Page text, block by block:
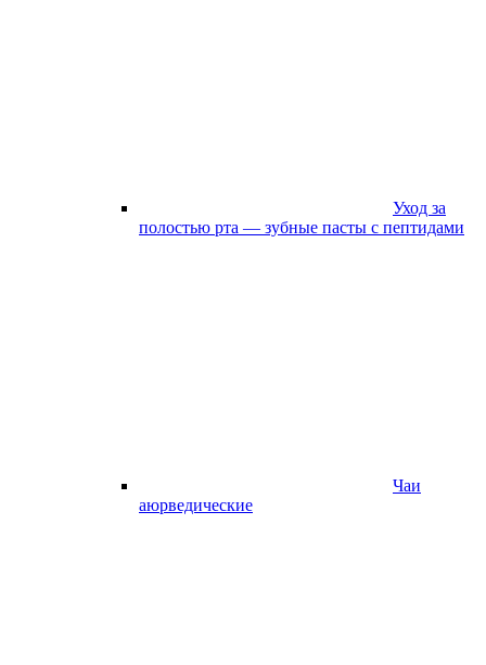
Уход за
полостью рта — зубные пасты с пептидами
Чаи
аюрведические